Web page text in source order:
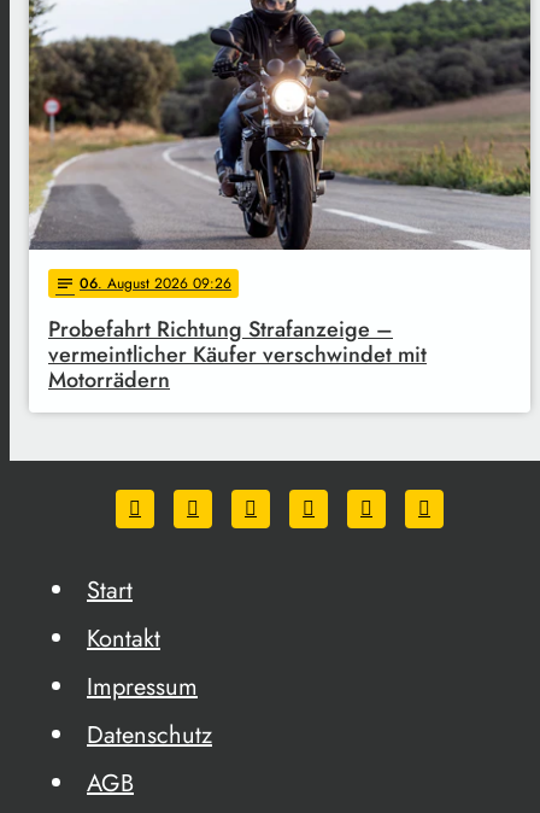
notes 06. August 2026 09:26
Probefahrt Richtung Strafanzeige –
vermeintlicher Käufer verschwindet mit
Motorrädern
Start
Kontakt
Impressum
Datenschutz
AGB